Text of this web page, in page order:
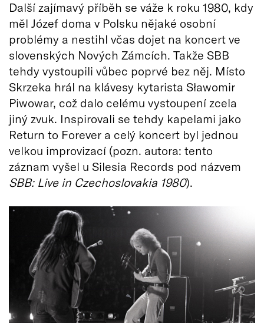
Další zajímavý příběh se váže k roku 1980, kdy
měl Józef doma v Polsku nějaké osobní
problémy a nestihl včas dojet na koncert ve
slovenských Nových Zámcích. Takže SBB
tehdy vystoupili vůbec poprvé bez něj. Místo
Skrzeka hrál na klávesy kytarista Sławomir
Piwowar, což dalo celému vystoupení zcela
jiný zvuk. Inspirovali se tehdy kapelami jako
Return to Forever a celý koncert byl jednou
velkou improvizací (pozn. autora: tento
záznam vyšel u Silesia Records pod názvem
SBB: Live in Czechoslovakia 1980).